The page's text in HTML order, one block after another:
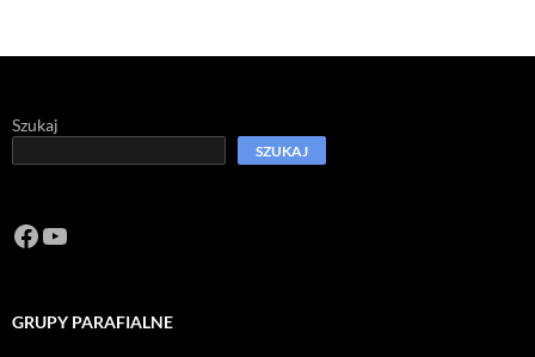
Szukaj
SZUKAJ
Facebook
https://www.youtube.com/channel/
GRUPY PARAFIALNE